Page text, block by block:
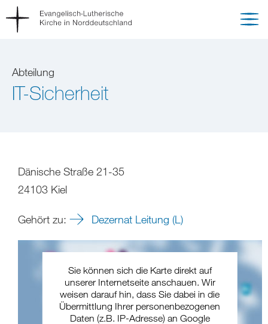
Abteilung
IT-Sicherheit
Dänische Straße 21-35
24103 Kiel
Gehört zu: Dezernat Leitung (L)
Sie können sich die Karte direkt auf
unserer Internetseite anschauen. Wir
weisen darauf hin, dass Sie dabei in die
Übermittlung Ihrer personenbezogenen
Daten (z.B. IP-Adresse) an Google